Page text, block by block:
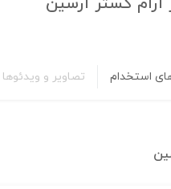
استخدام تصاویر و ویدئوها